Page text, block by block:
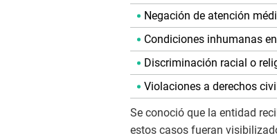
Negación de atención
Condiciones inhumanas
Discriminación racial o
Violaciones a derechos
Se conoció que la entidad
estos casos fueran